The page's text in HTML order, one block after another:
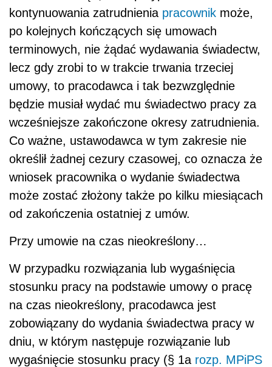
kontynuowania zatrudnienia pracownik może,
po kolejnych kończących się umowach
terminowych, nie żądać wydawania świadectw,
lecz gdy zrobi to w trakcie trwania trzeciej
umowy, to pracodawca i tak bezwzględnie
będzie musiał wydać mu świadectwo pracy za
wcześniejsze zakończone okresy zatrudnienia.
Co ważne, ustawodawca w tym zakresie nie
określił żadnej cezury czasowej, co oznacza że
wniosek pracownika o wydanie świadectwa
może zostać złożony także po kilku miesiącach
od zakończenia ostatniej z umów.
Przy umowie na czas nieokreślony…
W przypadku rozwiązania lub wygaśnięcia
stosunku pracy na podstawie umowy o pracę
na czas nieokreślony, pracodawca jest
zobowiązany do wydania świadectwa pracy w
dniu, w którym następuje rozwiązanie lub
wygaśnięcie stosunku pracy (§ 1a rozp. MPiPS